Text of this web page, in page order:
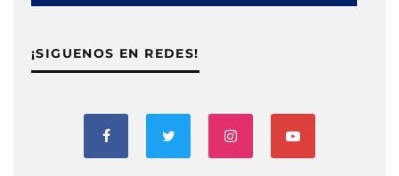
¡SIGUENOS EN REDES!